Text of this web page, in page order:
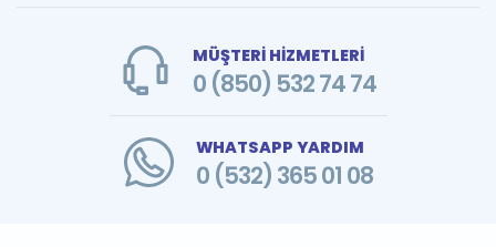
MÜŞTERİ HİZMETLERİ
0 (850) 532 74 74
WHATSAPP YARDIM
0 (532) 365 01 08